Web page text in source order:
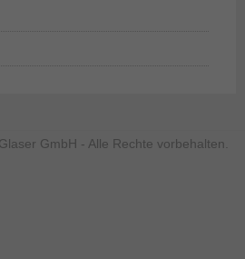
GmbH - Alle Rechte vorbehalten.